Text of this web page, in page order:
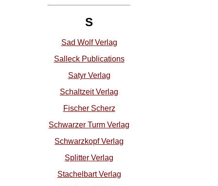
S
Sad Wolf Verlag
Salleck Publications
Satyr Verlag
Schaltzeit Verlag
Fischer Scherz
Schwarzer Turm Verlag
Schwarzkopf Verlag
Splitter Verlag
Stachelbart Verlag